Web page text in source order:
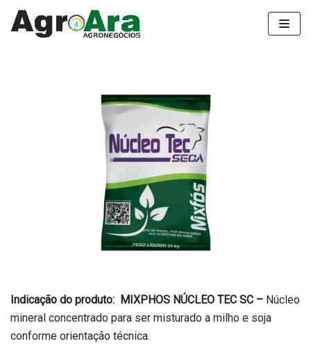
Pular
Indicação do produto: MIXPHOS NÚCLEO TEC SC – Núcleo
mineral concentrado para ser misturado a milho e soja
conforme orientação técnica.